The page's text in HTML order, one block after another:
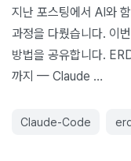
지난 포스팅에서 AI와
과정을 다뤘습니다. 이
방법을 공유합니다.
까지 — Claude …
Claude-Code